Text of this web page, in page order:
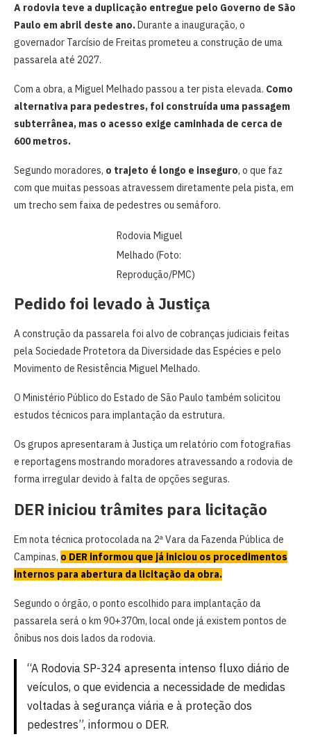
A rodovia teve a duplicação entregue pelo Governo de São
Paulo em abril deste ano.Durante a inauguração, o
governador Tarcísio de Freitas prometeu a construção de uma
passarela até 2027.
Com a obra, a Miguel Melhado passou a ter pista elevada. Como
alternativa para pedestres, foi construída uma passagem
subterrânea, mas o acesso exige caminhada de cerca de
600 metros.
Segundo moradores, o trajeto é longo e inseguro, o que faz
com que muitas pessoas atravessem diretamente pela pista, em
um trecho sem faixa de pedestres ou semáforo.
Rodovia Miguel
Melhado (Foto:
Reprodução/PMC)
Pedido foi levado à Justiça
A construção da passarela foi alvo de cobranças judiciais feitas
pela Sociedade Protetora da Diversidade das Espécies e pelo
Movimento de Resistência Miguel Melhado.
O Ministério Público do Estado de São Paulo também solicitou
estudos técnicos para implantação da estrutura.
Os grupos apresentaram à Justiça um relatório com fotografias
e reportagens mostrando moradores atravessando a rodovia de
forma irregular devido à falta de opções seguras.
DER iniciou trâmites para licitação
Em nota técnica protocolada na 2ª Vara da Fazenda Pública de
Campinas, o DER informou que já iniciou os procedimentos
internos para abertura da licitação da obra.
Segundo o órgão, o ponto escolhido para implantação da
passarela será o km 90+370m, local onde já existem pontos de
ônibus nos dois lados da rodovia.
“A Rodovia SP-324 apresenta intenso fluxo diário de
veículos, o que evidencia a necessidade de medidas
voltadas à segurança viária e à proteção dos
pedestres”, informou o DER.